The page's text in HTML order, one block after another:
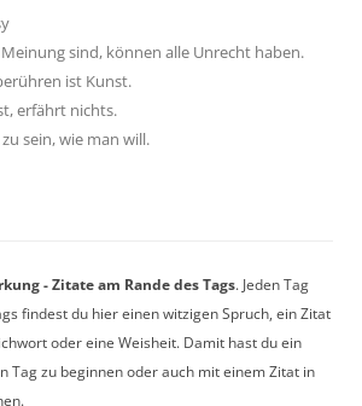
sind, können alle Unrecht haben.
ist Kunst.
erfährt nichts.
sein, wie man will.
- Zitate am Rande des Tags. Jeden Tag
findest du hier einen witzigen Spruch, ein Zitat
oder eine Weisheit. Damit hast du ein
Tag zu beginnen oder auch mit einem Zitat in